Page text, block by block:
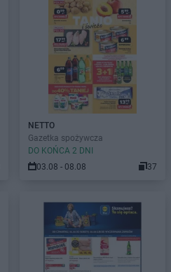
NETTO
Gazetka spożywcza
DO KOŃCA 2 DNI
03.08 - 08.08
37